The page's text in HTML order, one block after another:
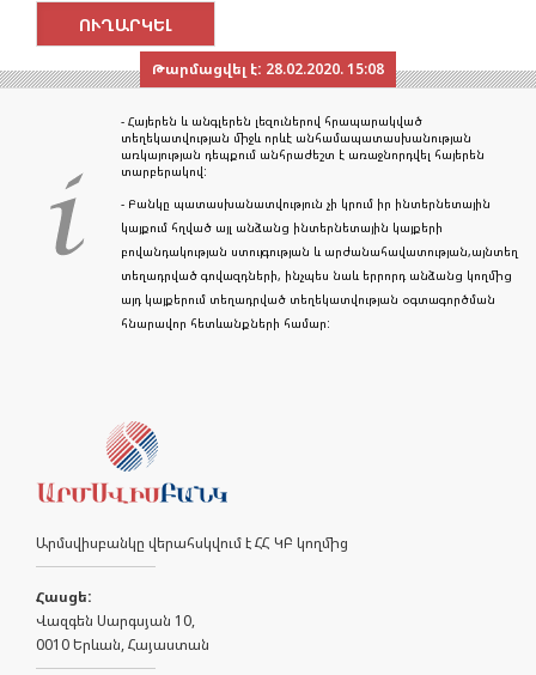
Թարմացվել է: 28.02.2020. 15:08
- Հայերեն և անգլերեն լեզուներով հրապարակված
տեղեկատվության միջև որևէ անհամապատասխանության
առկայության դեպքում անհրաժեշտ է առաջնորդվել հայերեն
տարբերակով:
- Բանկը պատասխանատվություն չի կրում իր ինտերնետային
կայքում հղված այլ անձանց ինտերնետային կայքերի
բովանդակության ստույգության և արժանահավատության,այնտեղ
տեղադրված գովազդների, ինչպես նաև երրորդ անձանց կողմից
այդ կայքերում տեղադրված տեղեկատվության օգտագործման
հնարավոր հետևանքների համար:
Արմսվիսբանկը վերահսկվում է ՀՀ ԿԲ կողմից
Հասցե:
Վազգեն Սարգսյան 10,
0010 Երևան, Հայաստան